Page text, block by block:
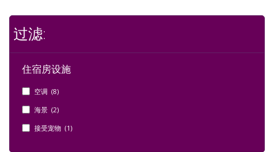
过滤:
住宿房设施
空调 (8)
海景 (2)
接受宠物 (1)